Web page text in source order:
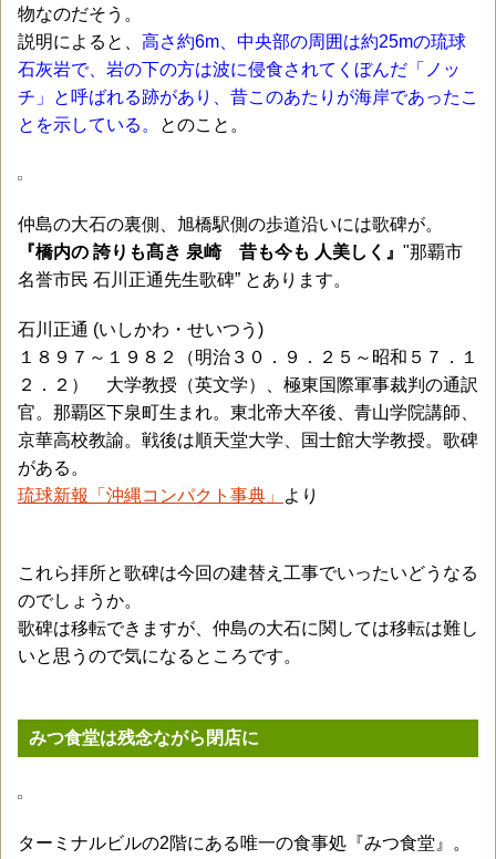
物なのだそう。
説明によると、 高さ約6m、中央部の周囲は約25mの琉球
石灰岩で、岩の下の方は波に侵食されてくぼんだ「ノッ
チ」と呼ばれる跡があり、昔このあたりが海岸であったこ
とを示している。
とのこと。
仲島の大石の裏側、旭橋駅側の歩道沿いには歌碑が。
『橋内の 誇りも髙き 泉崎 昔も今も 人美しく』 "那覇市
名誉市民 石川正通先生歌碑” とあります。
石川正通 (いしかわ・せいつう)
１８９７～１９８２（明治３０．９．２５～昭和５７．１
２．２） 大学教授（英文学）、極東国際軍事裁判の通訳
官。那覇区下泉町生まれ。東北帝大卒後、青山学院講師、
京華高校教諭。戦後は順天堂大学、国士館大学教授。歌碑
がある。
琉球新報「沖縄コンパクト事典」
より
これら拝所と歌碑は今回の建替え工事でいったいどうなる
のでしょうか。
歌碑は移転できますが、仲島の大石に関しては移転は難し
いと思うので気になるところです。
みつ食堂は残念ながら閉店に
ターミナルビルの2階にある唯一の食事処『みつ食堂』。